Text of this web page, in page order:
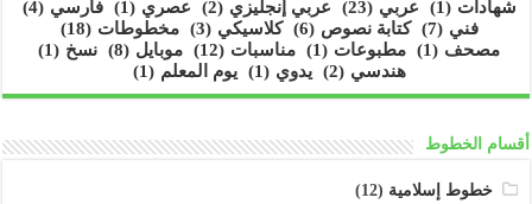
شهادات (1) عربي (23) عربي إنجليزي (2) عصري (1) فارسي (4)
فني (7) كتابة نصوص (6) كلاسيكي (3) مخطوطات (18)
مصحف (1) مطبوعات (1) مناسبات (12) موبايل (8) نسخ (1)
هندسي (2) يدوي (1) يوم المعلم (1)
أقسام الخطوط
خطوط إسلامية (12)